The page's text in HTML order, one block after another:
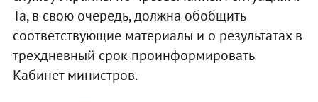
Та, в свою очередь, должна обобщить
соответствующие материалы и о результатах в
трехдневный срок проинформировать
Кабинет министров.